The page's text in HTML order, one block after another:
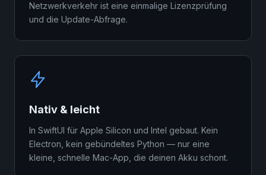
Netzwerkverkehr ist eine einmalige Lizenzprüfung
und die Update-Abfrage.
Nativ & leicht
In SwiftUI für Apple Silicon und Intel gebaut. Kein
Electron, kein gebündeltes Python — nur eine
kleine, schnelle Mac-App, die deinen Akku schont.